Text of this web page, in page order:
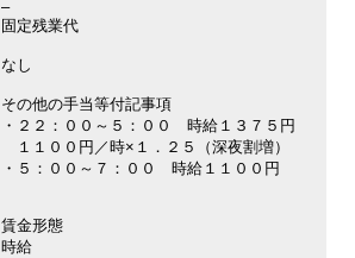
–
固定残業代
なし
その他の手当等付記事項
・２２：００～５：００ 時給１３７５円
１１００円／時×１．２５（深夜割増）
・５：００～７：００ 時給１１００円
賃金形態
時給